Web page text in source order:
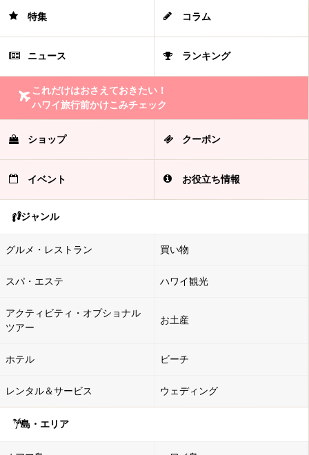
特集 コラム
ニュース ランキング
これだけはおさえておきたい！
ハワイ旅行前かけこみチェック
ショップ クーポン
イベント お役立ち情報
ジャンル
グルメ・レストラン 買い物
スパ・エステ ハワイ観光
アクティビティ・オプショナル
ツアー
お土産
ホテル ビーチ
レンタル＆サービス ウェディング
島・エリア